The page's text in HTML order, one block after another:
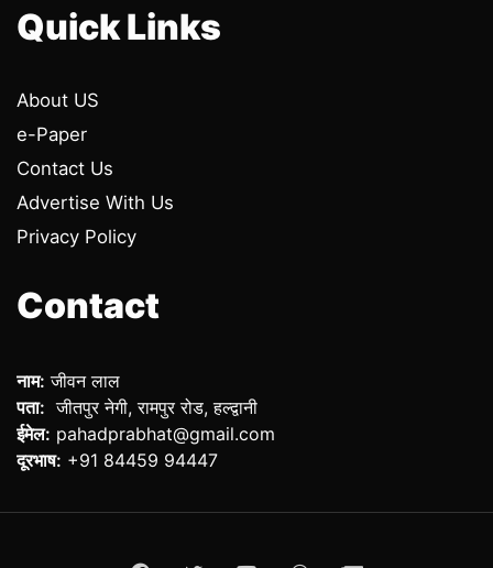
Quick Links
About US
e-Paper
Contact Us
Advertise With Us
Privacy Policy
Contact
नाम: जीवन लाल
पता: जीतपुर नेगी, रामपुर रोड, हल्द्वानी
ईमेल: pahadprabhat@gmail.com
दूरभाष: +91 84459 94447